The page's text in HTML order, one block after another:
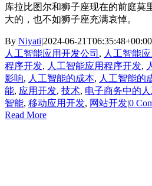
库拉比图尔和狮子座现在的前庭莫
大的，也不如狮子座充满哀悼。
By Niyati|2024-06-21T06:35:48+00:00
人工智能应用开发公司 , 人工智能
程序开发, 人工智能应用程序开发,
影响, 人工智能的成本, 人工智能的
能, 应用开发, 技术, 电子商务中的
智能, 移动应用开发, 网站开发|0
Read More